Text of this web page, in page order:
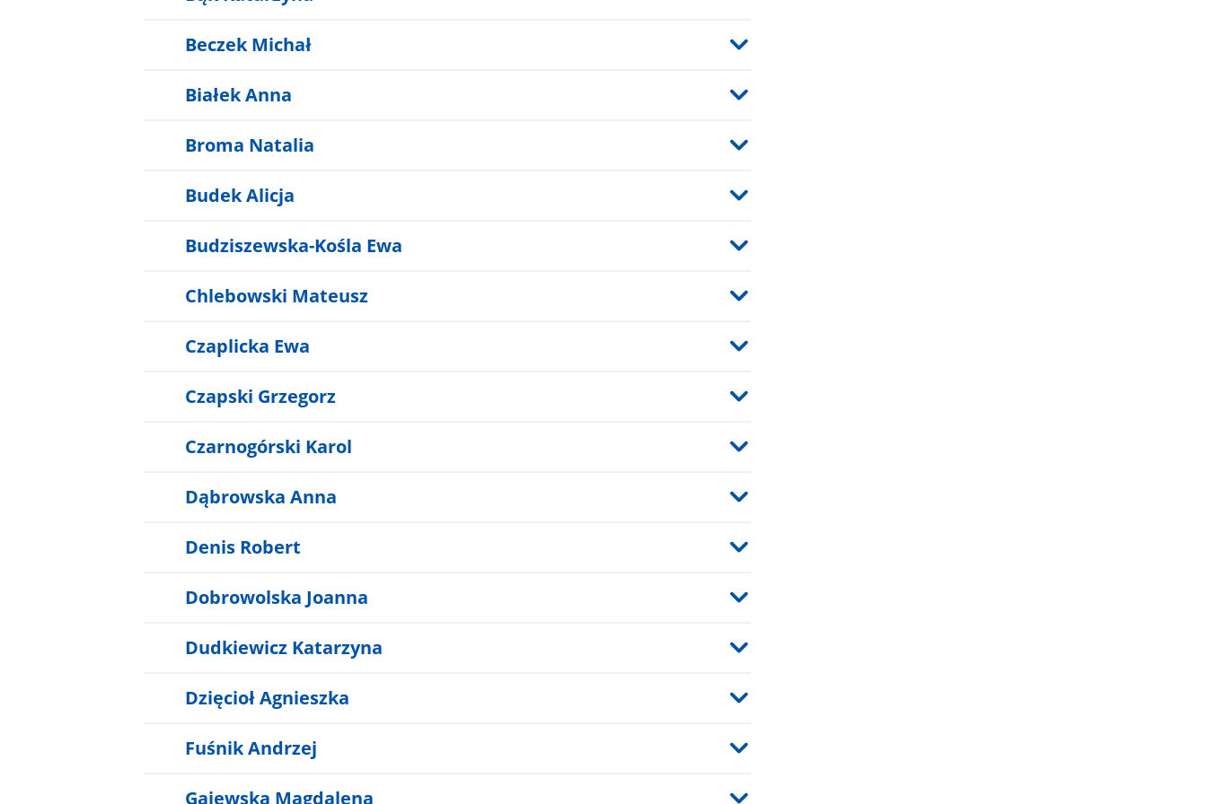
Beczek Michał
Białek Anna
Broma Natalia
Budek Alicja
Budziszewska-Kośla Ewa
Chlebowski Mateusz
Czaplicka Ewa
Czapski Grzegorz
Czarnogórski Karol
Dąbrowska Anna
Denis Robert
Dobrowolska Joanna
Dudkiewicz Katarzyna
Dzięcioł Agnieszka
Fuśnik Andrzej
Gajewska Magdalena